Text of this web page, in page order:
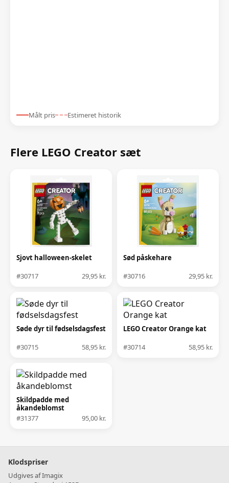
Målt pris Estimeret historik
Flere LEGO Creator sæt
Sjovt halloween-skelet
#30717 29,95 kr.
Sød påskehare
#30716 29,95 kr.
Søde dyr til fødselsdagsfest
#30715 58,95 kr.
LEGO Creator Orange kat
#30714 58,95 kr.
Skildpadde med
åkandeblomst
#31377
95,00 kr.
Klodspriser
Udgives af Imagix